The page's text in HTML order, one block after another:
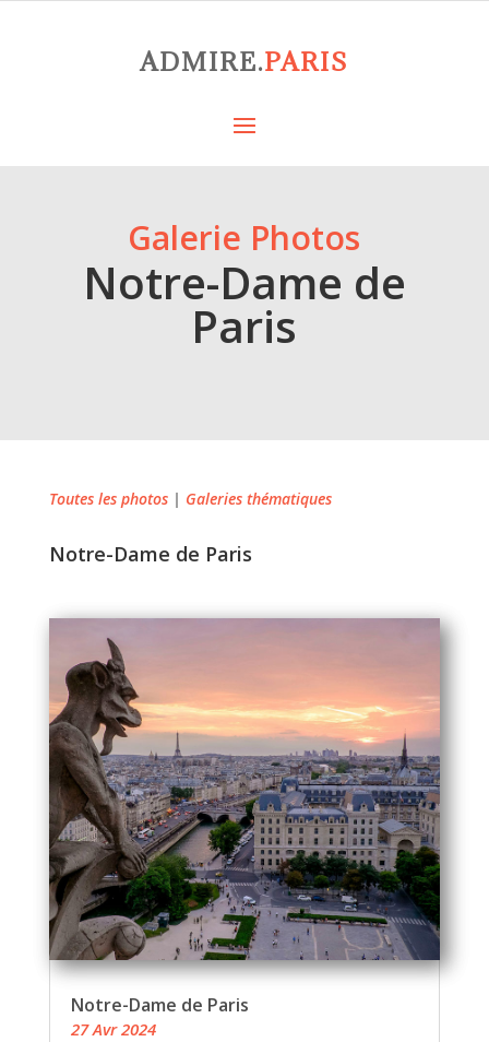
ADMIRE.PARIS
Galerie Photos
Notre-Dame de
Paris
Toutes les photos| Galeries thématiques
Notre-Dame de Paris
Notre-Dame de Paris
27 Avr 2024